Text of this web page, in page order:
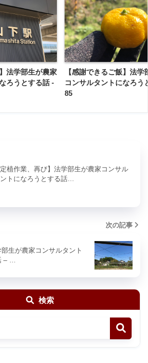
法学部生が農家
ろうとする話 -
【感謝できるご飯】法学
コンサルタントになろう
85
定植作業、再び】法学部生が農家コンサル
トになろうとする話…
次の記事
部生が農家コンサルタント
– …
検索